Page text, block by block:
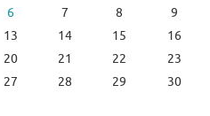
6 7 8
9
13 14 15
16
20 21 22
23
27 28 29
30